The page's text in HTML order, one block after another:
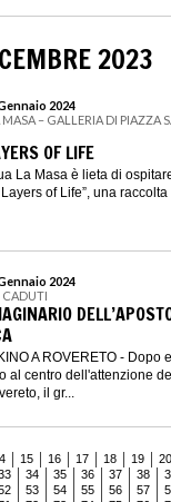
2023
2024
– GALLERIA DI PIAZZA
OF LIFE
La Masa è lieta di
of Life”, una raccolta
2024
CADUTI
A ROVERETO - Dopo
al centro dell'attenzione
il gr...
15 16 17 18 19
20
34 35 36 37 38
53 54 55 56 57